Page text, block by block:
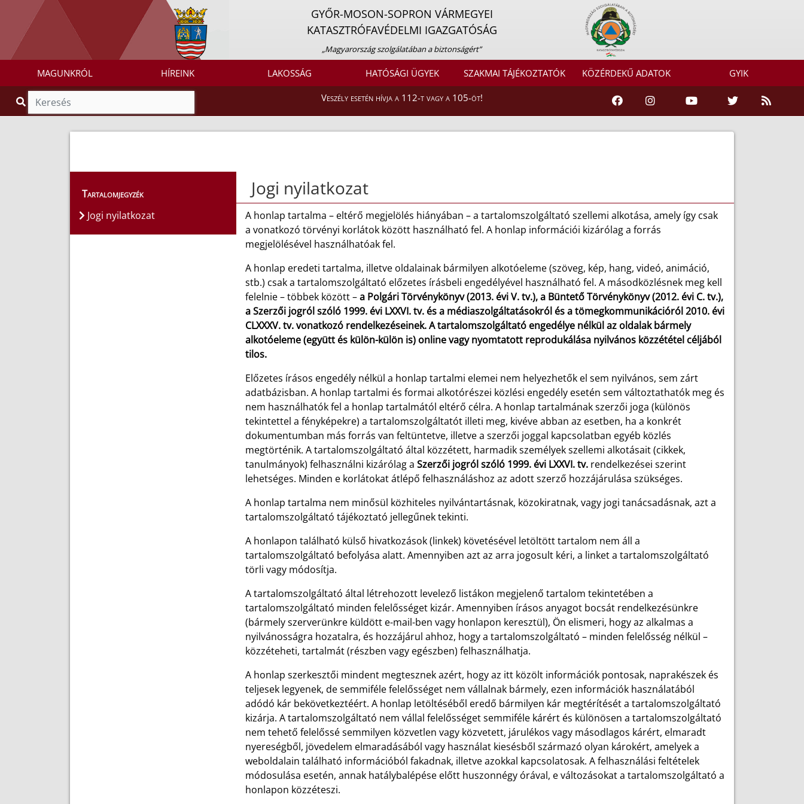
GYŐR-MOSON-SOPRON VÁRMEGYEI
KATASZTRÓFAVÉDELMI IGAZGATÓSÁG
„Magyarország szolgálatában a biztonságért”
MAGUNKRÓL HÍREINK LAKOSSÁG HATÓSÁGI ÜGYEK SZAKMAI TÁJÉKOZTATÓK KÖZÉRDEKŰ ADATOK GYIK
Veszély esetén hívja a 112-t vagy a 105-öt!
Tartalomjegyzék
Jogi nyilatkozat
Jogi nyilatkozat
A honlap tartalma – eltérő megjelölés hiányában – a tartalomszolgáltató szellemi alkotása, amely így csak
a vonatkozó törvényi korlátok között használható fel. A honlap információi kizárólag a forrás
megjelölésével használhatóak fel.
A honlap eredeti tartalma, illetve oldalainak bármilyen alkotóeleme (szöveg, kép, hang, videó, animáció,
stb.) csak a tartalomszolgáltató előzetes írásbeli engedélyével használható fel. A másodközlésnek meg kell
felelnie – többek között –a Polgári Törvénykönyv (2013. évi V. tv.), a Büntető Törvénykönyv (2012. évi C. tv.),
a Szerzői jogról szóló 1999. évi LXXVI. tv. és a médiaszolgáltatásokról és a tömegkommunikációról 2010. évi
CLXXXV. tv. vonatkozó rendelkezéseinek. A tartalomszolgáltató engedélye nélkül az oldalak bármely
alkotóeleme (együtt és külön-külön is) online vagy nyomtatott reprodukálása nyilvános közzététel céljából
tilos.
Előzetes írásos engedély nélkül a honlap tartalmi elemei nem helyezhetők el sem nyilvános, sem zárt
adatbázisban. A honlap tartalmi és formai alkotórészei közlési engedély esetén sem változtathatók meg és
nem használhatók fel a honlap tartalmától eltérő célra. A honlap tartalmának szerzői joga (különös
tekintettel a fényképekre) a tartalomszolgáltatót illeti meg, kivéve abban az esetben, ha a konkrét
dokumentumban más forrás van feltüntetve, illetve a szerzői joggal kapcsolatban egyéb közlés
megtörténik. A tartalomszolgáltató által közzétett, harmadik személyek szellemi alkotásait (cikkek,
tanulmányok) felhasználni kizárólag a Szerzői jogról szóló 1999. évi LXXVI. tv.rendelkezései szerint
lehetséges. Minden e korlátokat átlépő felhasználáshoz az adott szerző hozzájárulása szükséges.
A honlap tartalma nem minősül közhiteles nyilvántartásnak, közokiratnak, vagy jogi tanácsadásnak, azt a
tartalomszolgáltató tájékoztató jellegűnek tekinti.
A honlapon található külső hivatkozások (linkek) követésével letöltött tartalom nem áll a
tartalomszolgáltató befolyása alatt. Amennyiben azt az arra jogosult kéri, a linket a tartalomszolgáltató
törli vagy módosítja.
A tartalomszolgáltató által létrehozott levelező listákon megjelenő tartalom tekintetében a
tartalomszolgáltató minden felelősséget kizár. Amennyiben írásos anyagot bocsát rendelkezésünkre
(bármely szerverünkre küldött e-mail-ben vagy honlapon keresztül), Ön elismeri, hogy az alkalmas a
nyilvánosságra hozatalra, és hozzájárul ahhoz, hogy a tartalomszolgáltató – minden felelősség nélkül –
közzéteheti, tartalmát (részben vagy egészben) felhasználhatja.
A honlap szerkesztői mindent megtesznek azért, hogy az itt közölt információk pontosak, naprakészek és
teljesek legyenek, de semmiféle felelősséget nem vállalnak bármely, ezen információk használatából
adódó kár bekövetkeztéért. A honlap letöltéséből eredő bármilyen kár megtérítését a tartalomszolgáltató
kizárja. A tartalomszolgáltató nem vállal felelősséget semmiféle kárért és különösen a tartalomszolgáltató
nem tehető felelőssé semmilyen közvetlen vagy közvetett, járulékos vagy másodlagos kárért, elmaradt
nyereségből, jövedelem elmaradásából vagy használat kiesésből származó olyan károkért, amelyek a
weboldalain található információból fakadnak, illetve azokkal kapcsolatosak. A felhasználási feltételek
módosulása esetén, annak hatálybalépése előtt huszonnégy órával, e változásokat a tartalomszolgáltató a
honlapon közzéteszi.